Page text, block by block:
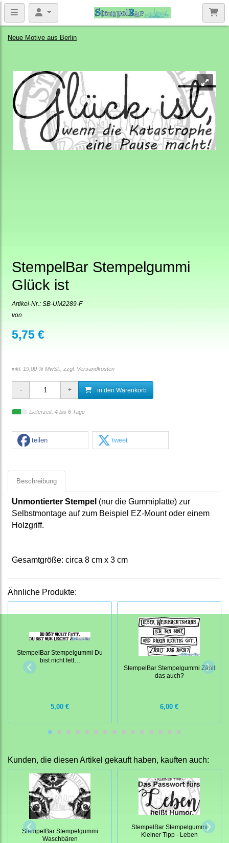
Neue Motive aus Berlin
StempelBar Stempelgummi
Glück ist
Artikel-Nr.: SB-UM2289-F
von
5,75 €
inkl. 19,00 % MwSt., zzgl. Versandkosten
in den Warenkorb
Lieferzeit: 4 bis 6 Tage
teilen tweet
Beschreibung
Unmontierter Stempel (nur die Gummiplatte) zur
Selbstmontage auf zum Beispiel EZ-Mount oder einem
Holzgriff.
Gesamtgröße: circa 8 cm x 3 cm
Ähnliche Produkte:
StempelBar Stempelgummi Du
bist nicht fett…
5,00 €
StempelBar Stempelgummi Zählt
das auch?
6,00 €
Kunden, die diesen Artikel gekauft haben, kauften auch:
StempelBar Stempelgummi
Waschbären
StempelBar Stempelgummi
Kleiner Tipp - Leben